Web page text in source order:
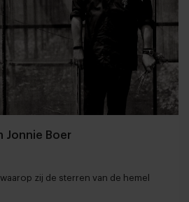
Jonnie Boer
zij de sterren van de hemel